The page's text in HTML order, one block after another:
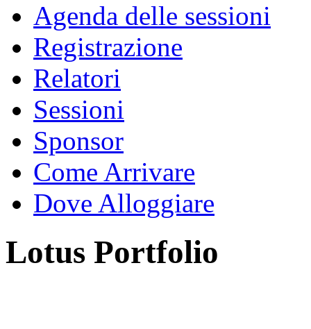
Agenda delle sessioni
Registrazione
Relatori
Sessioni
Sponsor
Come Arrivare
Dove Alloggiare
Lotus Portfolio